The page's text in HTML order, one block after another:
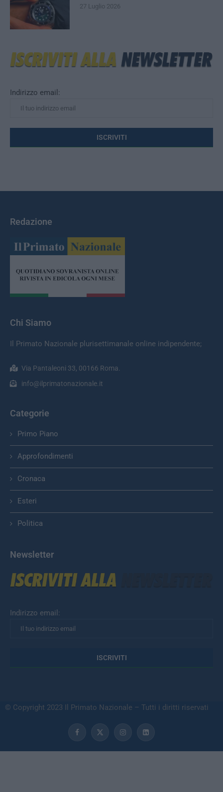
Indirizzo email:
27 Luglio 2026
Redazione
Chi Siamo
Il Primato Nazionale plurisettimanale online indipendente;
Via Pantaleoni 33, 00166 Roma.
info@ilprimatonazionale.it
Categorie
Primo Piano
Approfondimenti
Cronaca
Esteri
Politica
Newsletter
Indirizzo email:
© Copyright 2023 Il Primato Nazionale – Tutti i diritti riservati